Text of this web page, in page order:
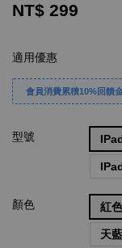
NT$ 299
適用優惠
會員消費累積10%回饋
型號
顏色 紅色
天藍